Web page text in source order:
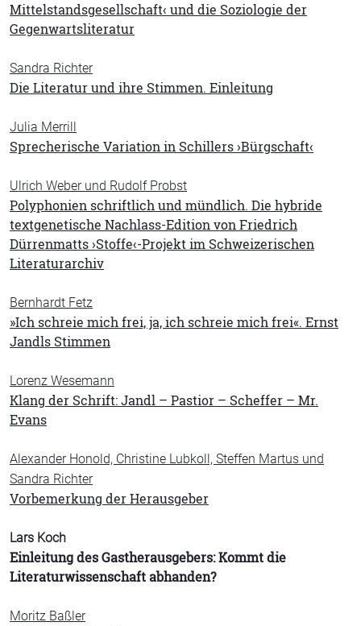
Mittelstandsgesellschaft‹ und die Soziologie der
Gegenwartsliteratur
Sandra Richter
Die Literatur und ihre Stimmen. Einleitung
Julia Merrill
Sprecherische Variation in Schillers ›Bürgschaft‹
Ulrich Weber und Rudolf Probst
Polyphonien schriftlich und mündlich. Die hybride
textgenetische Nachlass-Edition von Friedrich
Dürrenmatts ›Stoffe‹-Projekt im Schweizerischen
Literaturarchiv
Bernhardt Fetz
»Ich schreie mich frei, ja, ich schreie mich frei«. Ernst
Jandls Stimmen
Lorenz Wesemann
Klang der Schrift: Jandl – Pastior – Scheffer – Mr.
Evans
Alexander Honold, Christine Lubkoll, Steffen Martus und
Sandra Richter
Vorbemerkung der Herausgeber
Lars Koch
Einleitung des Gastherausgebers: Kommt die
Literaturwissenschaft abhanden?
Moritz Baßler